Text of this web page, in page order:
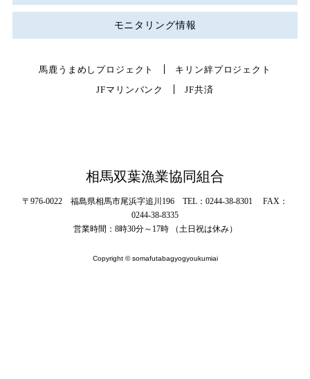
モニタリング情報
馬鹿うまめしプロジェクト
キリン絆プロジェクト
JFマリンバンク
JF共済
相馬双葉漁業協同組合
〒976-0022 福島県相馬市尾浜字追川196 TEL：0244-38-8301 FAX：
0244-38-8335
営業時間：8時30分～17時 （土日祝は休み）
Copyright © somafutabagyogyoukumiai